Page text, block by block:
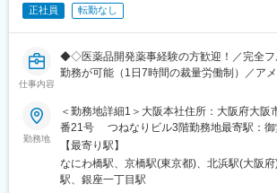
当社は、セルトリオングループで開発及び製
ミラー＊を含めたバイオ医薬品を日本で販
を販売しており、今後もパイプラインを拡
きながら、会社・個人共に成長して行くメ
ます。
＊バイオシミラー：先行バイオ医薬品と同等
および有効性を有し、異なる製造販売業者に
正社員 転勤なし
仕事内容
◆◇医薬品開発薬事経験の方歓迎！／完全フ
勤務が可能（1日7時間の裁量労働制）／アメ
会社◆◇
■業務内容：
医薬品開発における薬事戦略の立案・評価・
ンサルティング業務をお任せします。承認取
略を設計する上流ポジションです。
勤務地
＜勤務地詳細1＞大阪本社住所：大阪府大阪
番21号 つねなりビル3階勤務地最寄駅：御
動喫煙対策：屋内全面禁煙＜勤務地詳細2＞
千代田区丸の内1-11-1 パシフィックセンチ
13階 受動喫煙対策：屋内全面禁煙変更の範囲
【最寄り駅】
なにわ橋駅、京橋駅(東京都)、北浜駅(大阪
駅、銀座一丁目駅